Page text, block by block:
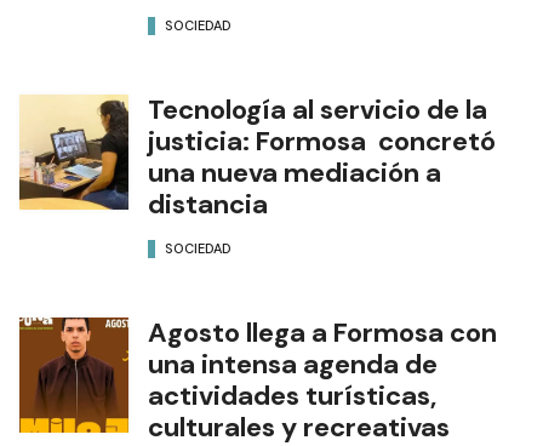
SOCIEDAD
Tecnología al servicio de la
justicia: Formosa concretó
una nueva mediación a
distancia
SOCIEDAD
Agosto llega a Formosa con
una intensa agenda de
actividades turísticas,
culturales y recreativas